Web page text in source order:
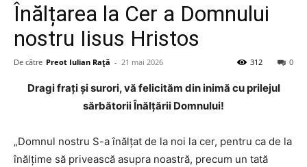
Înălțarea la Cer a Domnului
nostru Iisus Hristos
De către Preot Iulian Raţă - 21 mai 2026 0
312
Dragi frați și surori, vă felicităm din inimă cu prilejul
sărbătorii Înălțării Domnului!
„Domnul nostru S-a înălțat de la noi la cer, pentru ca de la
înălțime să privească asupra noastră, precum un tată